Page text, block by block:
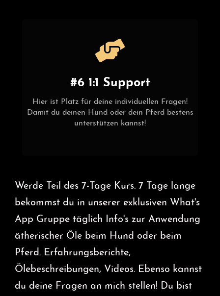
#6 1:1 Support
Hier ist Platz für deine individuellen Fragen!
Damit du deinen Hund oder dein Pferd bestens
unterstützen kannst!
Werde Teil des 7-Tage Kurs. 7 Tage lange
bekommst du in unserer exklusiven What's
App Gruppe täglich Info's zur Anwendung
ätherischer Öle beim Hund oder beim
Pferd. Erfahrungsberichte,
Ölebeschreibungen, Videos. Ebenso kannst
du deine Fragen an mich stellen! Du bist